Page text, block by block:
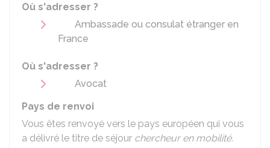
Où s'adresser ?
Ambassade ou consulat étranger en
France
Où s'adresser ?
Avocat
Pays de renvoi
Vous êtes renvoyé vers le pays européen qui vous
a délivré le titre de séjour chercheur en mobilité.